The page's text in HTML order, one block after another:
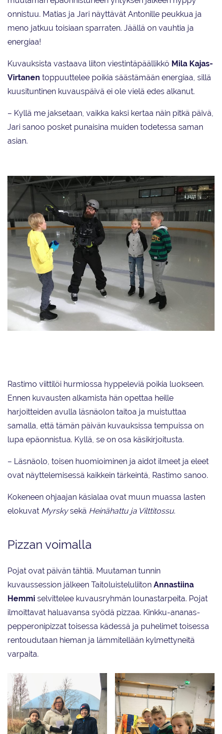
onnistuu. Matias ja Jari näyttävät Antonille peukkua ja
meno jatkuu toisiaan sparraten. Jäällä on vauhtia ja
energiaa!
Kuvauksista vastaava liiton viestintäpäällikkö Mila Kajas-
Virtanen toppuuttelee poikia säästämään energiaa, sillä
kuusituntinen kuvauspäivä ei ole vielä edes alkanut.
– Kyllä me jaksetaan, vaikka kaksi kertaa näin pitkä päivä,
Jari sanoo posket punaisina muiden todetessa saman
asian.
Rastimo viittilöi hurmiossa hyppeleviä poikia luokseen.
Ennen kuvausten alkamista hän opettaa heille
harjoitteiden avulla läsnäolon taitoa ja muistuttaa
samalla, että tämän päivän kuvauksissa tempuissa on
lupa epäonnistua. Kyllä, se on osa käsikirjoitusta.
– Läsnäolo, toisen huomioiminen ja aidot ilmeet ja eleet
ovat näyttelemisessä kaikkein tärkeintä, Rastimo sanoo.
Kokeneen ohjaajan käsialaa ovat muun muassa lasten
elokuvat Myrskysekä Heinähattu ja Vilttitossu.
Pizzan voimalla
Pojat ovat päivän tähtiä. Muutaman tunnin
kuvaussession jälkeen Taitoluisteluliiton Annastiina
Hemmi selvittelee kuvausryhmän lounastarpeita. Pojat
ilmoittavat haluavansa syödä pizzaa. Kinkku-ananas-
pepperonipizzat toisessa kädessä ja puhelimet toisessa
rentoudutaan hieman ja lämmitellään kylmettyneitä
varpaita.